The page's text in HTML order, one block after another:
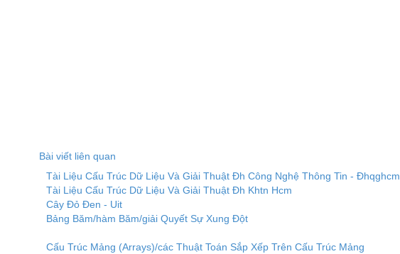
Bài viết liên quan
Tài Liệu Cấu Trúc Dữ Liệu Và Giải Thuật Đh Công Nghệ Thông Tin - Đhqghcm
Tài Liệu Cấu Trúc Dữ Liệu Và Giải Thuật Đh Khtn Hcm
Cây Đỏ Đen - Uit
Bảng Băm/hàm Băm/giải Quyết Sự Xung Đột
Cấu Trúc Mảng (Arrays)/các Thuật Toán Sắp Xếp Trên Cấu Trúc Mảng